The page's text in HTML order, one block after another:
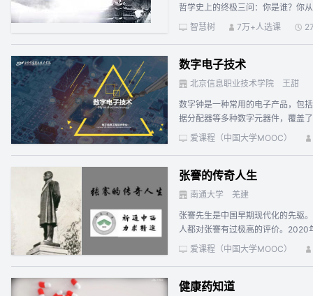
该课程被评为河北省首届高校精品
成果一等奖，多次获唐山市科技进
哲学史上的终极三问：你是谁？你
心。本课程将让你深刻认识到提升
智慧树 7万+人选课
数字电子技术
北京信息职业技术学院
王甜
数字钟是一种常用的电子产品，包
据分配器等多种数字元器件，覆盖了组合电路和时序电路的大部分内
也能了解了工作过程的规律，在完成任务的同时掌握了工作方法。 课程立足岗位职业需求培养核
爱课程（中国大学MOOC）
张謇的传奇人生
南通大学
羌建
张謇先生是中国早期现代化的先驱
人都对张謇有过极高的评价。2020
况，称赞张謇是我国民族企业家
思考、总结。《张謇研究》是南通
爱课程（中国大学MOOC）
健康药知道